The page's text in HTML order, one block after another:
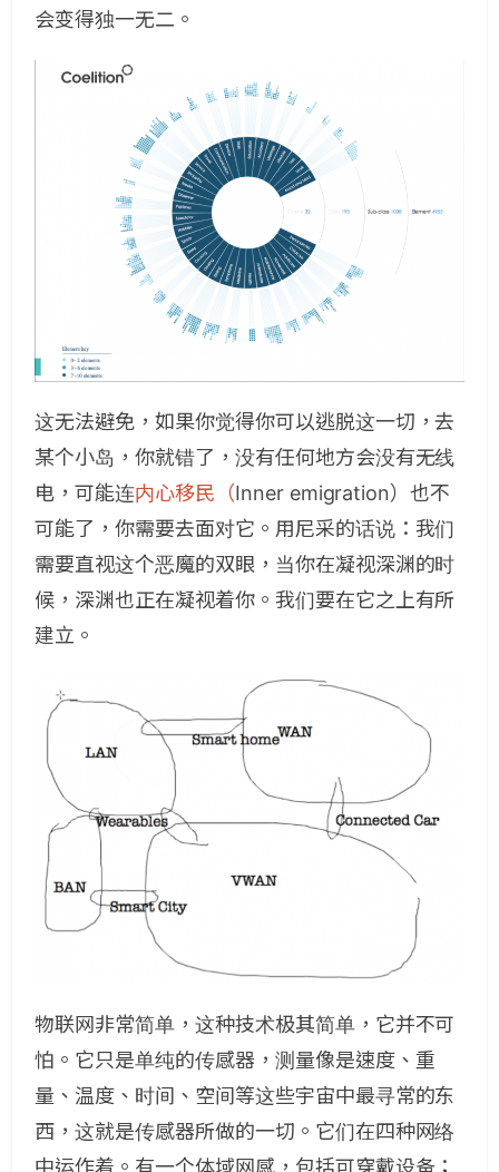
会变得独一无二。
这无法避免，如果你觉得你可以逃脱这一切，去
某个小岛，你就错了，没有任何地方会没有无线
电，可能连内心移民（Inner emigration）也不
可能了，你需要去面对它。用尼采的话说：我们
需要直视这个恶魔的双眼，当你在凝视深渊的时
候，深渊也正在凝视着你。我们要在它之上有所
建立。
物联网非常简单，这种技术极其简单，它并不可
怕。它只是单纯的传感器，测量像是速度、重
量、温度、时间、空间等这些宇宙中最寻常的东
西，这就是传感器所做的一切。它们在四种网络
中运作着。有一个体域网感，包括可穿戴设备；